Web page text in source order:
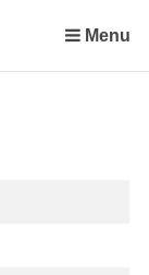
Menu